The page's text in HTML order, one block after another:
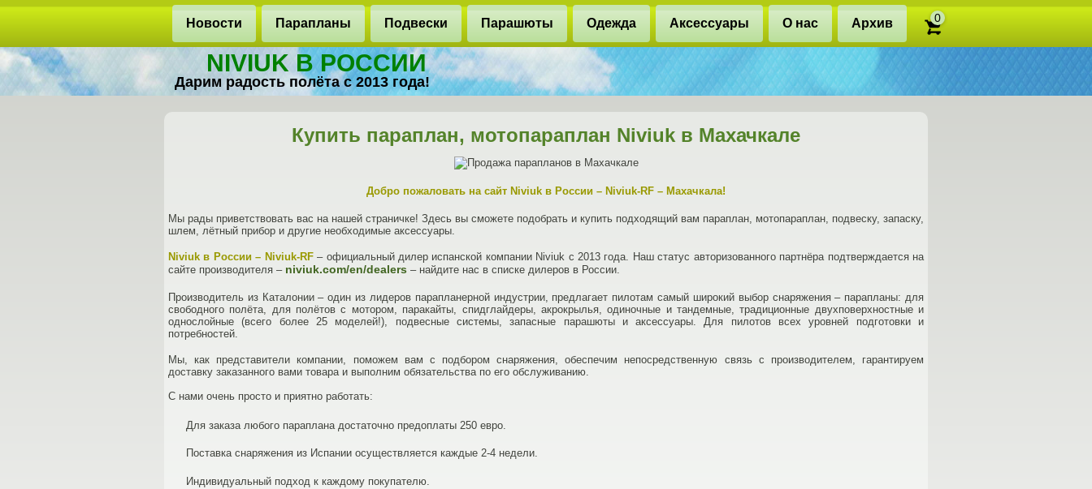
Новости Парапланы Подвески Парашюты Одежда Аксессуары О нас Архив 0
NIVIUK В РОССИИ
Дарим радость полёта с 2013 года!
Купить параплан, мотопараплан Niviuk в Махачкале
Добро пожаловать на сайт Niviuk в России – Niviuk-RF – Махачкала!
Мы рады приветствовать вас на нашей страничке! Здесь вы сможете подобрать и купить подходящий вам параплан, мотопараплан, подвеску, запаску,
шлем, лётный прибор и другие необходимые аксессуары.
Niviuk в России – Niviuk-RF– официальный дилер испанской компании Niviuk с 2013 года. Наш статус авторизованного партнёра подтверждается на
сайте производителя – niviuk.com/en/dealers – найдите нас в списке дилеров в России.
Производитель из Каталонии – один из лидеров парапланерной индустрии, предлагает пилотам самый широкий выбор снаряжения – парапланы: для
свободного полёта, для полётов с мотором, паракайты, спидглайдеры, акрокрылья, одиночные и тандемные, традиционные двухповерхностные и
однослойные (всего более 25 моделей!), подвесные системы, запасные парашюты и аксессуары. Для пилотов всех уровней подготовки и
потребностей.
Мы, как представители компании, поможем вам с подбором снаряжения, обеспечим непосредственную связь с производителем, гарантируем
доставку заказанного вами товара и выполним обязательства по его обслуживанию.
С нами очень просто и приятно работать:
Для заказа любого параплана достаточно предоплаты 250 евро.
Поставка снаряжения из Испании осуществляется каждые 2-4 недели.
Индивидуальный подход к каждому покупателю.